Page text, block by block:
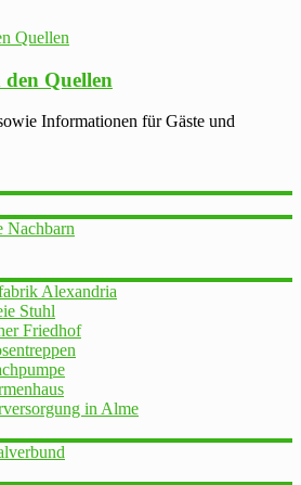
Quellen
Informationen für Gäste und
Nachbarn
Alexandria
Stuhl
Friedhof
in Alme